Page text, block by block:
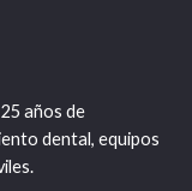
años de
dental, equipos